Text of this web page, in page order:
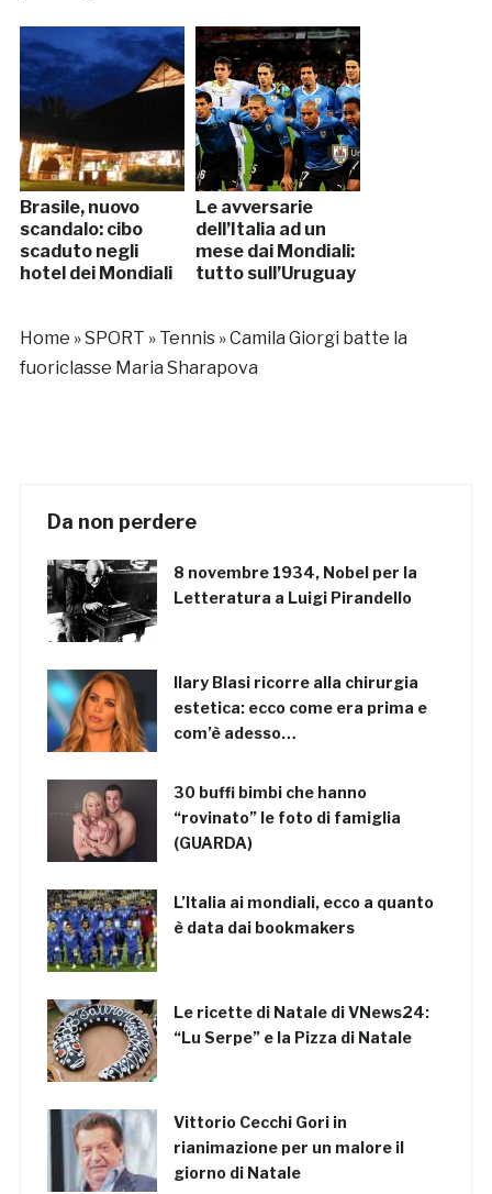
Brasile, nuovo
scandalo: cibo
scaduto negli
hotel dei Mondiali
Le avversarie
dell’Italia ad un
mese dai Mondiali:
tutto sull’Uruguay
Home »SPORT » Tennis»Camila Giorgi batte la
fuoriclasse Maria Sharapova
Da non perdere
8 novembre 1934, Nobel per la
Letteratura a Luigi Pirandello
Ilary Blasi ricorre alla chirurgia
estetica: ecco come era prima e
com’è adesso…
30 buffi bimbi che hanno
“rovinato” le foto di famiglia
(GUARDA)
L’Italia ai mondiali, ecco a quanto
è data dai bookmakers
Le ricette di Natale di VNews24:
“Lu Serpe” e la Pizza di Natale
Vittorio Cecchi Gori in
rianimazione per un malore il
giorno di Natale